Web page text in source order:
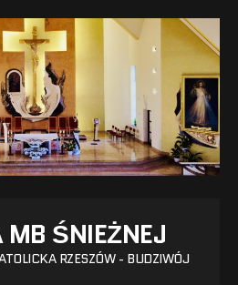
MB ŚNIEŻNEJ
RZESZÓW - BUDZIWÓJ